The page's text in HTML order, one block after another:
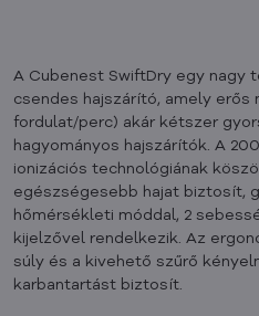
A Cubenest SwiftDry egy nagy
csendes hajszárító, amely erős
fordulat/perc) akár kétszer
hagyományos hajszárítók. A
ionizációs technológiának
egészségesebb hajat biztosít,
hőmérsékleti móddal, 2
kijelzővel rendelkezik. Az
súly és a kivehető szűrő
karbantartást biztosít.